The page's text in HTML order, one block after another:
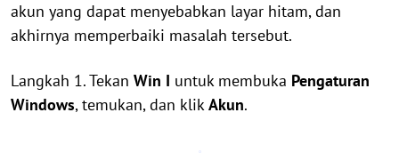
akun yang dapat menyebabkan layar hitam, dan
akhirnya memperbaiki masalah tersebut.
Langkah 1. Tekan Win I untuk membuka Pengaturan
Windows, temukan, dan klikAkun.